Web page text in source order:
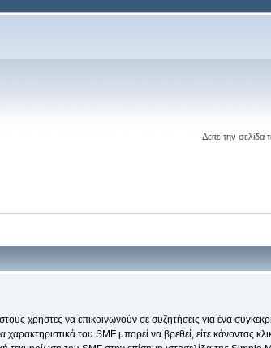
Δείτε την
χρήστες να επικοινωνούν σε συζητήσεις για ένα
του SMF μπορεί να βρεθεί, είτε κάνοντας